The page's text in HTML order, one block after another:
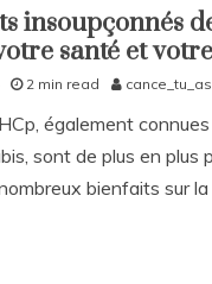
insoupçonnés
santé et
2 min read
également
sont de plus en plus
bienfaits sur